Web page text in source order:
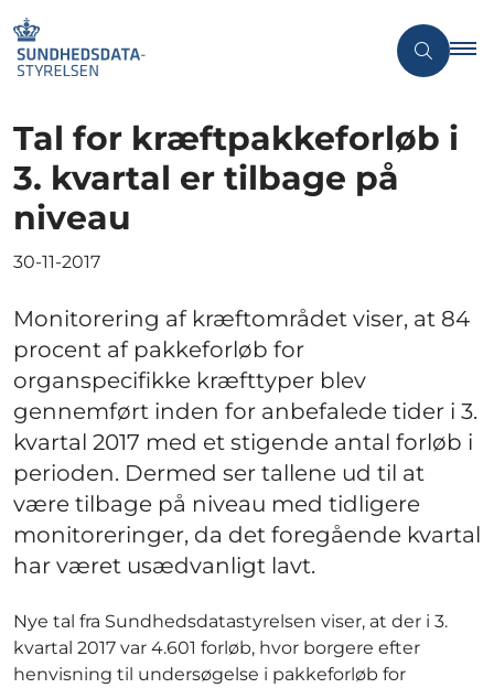
Tal for kræftpakkeforløb i
3. kvartal er tilbage på
niveau
30-11-2017
Monitorering af kræftområdet viser, at 84
procent af pakkeforløb for
organspecifikke kræfttyper blev
gennemført inden for anbefalede tider i 3.
kvartal 2017 med et stigende antal forløb i
perioden. Dermed ser tallene ud til at
være tilbage på niveau med tidligere
monitoreringer, da det foregående kvartal
har været usædvanligt lavt.
Nye tal fra Sundhedsdatastyrelsen viser, at der i 3.
kvartal 2017 var 4.601 forløb, hvor borgere efter
henvisning til undersøgelse i pakkeforløb for